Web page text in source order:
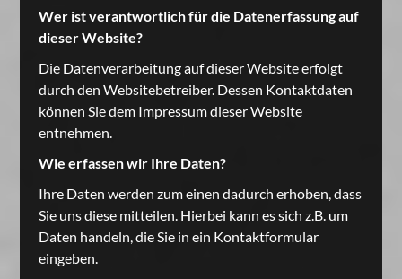
Wer ist verantwortlich für die Datenerfassung auf
dieser Website?
Die Datenverarbeitung auf dieser Website erfolgt
durch den Websitebetreiber. Dessen Kontaktdaten
können Sie dem Impressum dieser Website
entnehmen.
Wie erfassen wir Ihre Daten?
Ihre Daten werden zum einen dadurch erhoben, dass
Sie uns diese mitteilen. Hierbei kann es sich z.B. um
Daten handeln, die Sie in ein Kontaktformular
eingeben.